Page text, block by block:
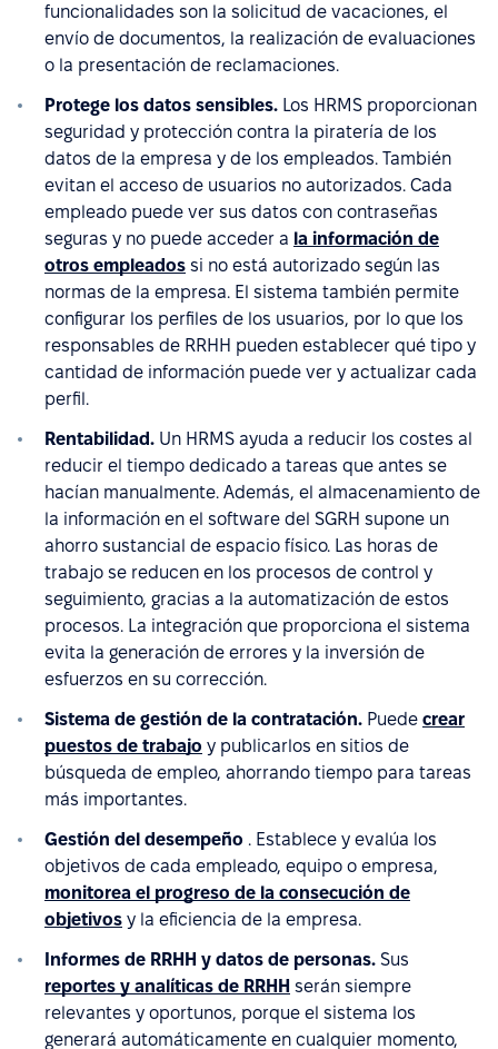
funcionalidades son la solicitud de vacaciones, el
envío de documentos, la realización de evaluaciones
o la presentación de reclamaciones.
Protege los datos sensibles. Los HRMS proporcionan
seguridad y protección contra la piratería de los
datos de la empresa y de los empleados. También
evitan el acceso de usuarios no autorizados. Cada
empleado puede ver sus datos con contraseñas
seguras y no puede acceder a la información de
otros empleados si no está autorizado según las
normas de la empresa. El sistema también permite
configurar los perfiles de los usuarios, por lo que los
responsables de RRHH pueden establecer qué tipo y
cantidad de información puede ver y actualizar cada
perfil.
Rentabilidad. Un HRMS ayuda a reducir los costes al
reducir el tiempo dedicado a tareas que antes se
hacían manualmente. Además, el almacenamiento de
la información en el software del SGRH supone un
ahorro sustancial de espacio físico. Las horas de
trabajo se reducen en los procesos de control y
seguimiento, gracias a la automatización de estos
procesos. La integración que proporciona el sistema
evita la generación de errores y la inversión de
esfuerzos en su corrección.
Sistema de gestión de la contratación. Puede crear
puestos de trabajo y publicarlos en sitios de
búsqueda de empleo, ahorrando tiempo para tareas
más importantes.
Gestión del desempeño . Establece y evalúa los
objetivos de cada empleado, equipo o empresa,
monitorea el progreso de la consecución de
objetivos y la eficiencia de la empresa.
Informes de RRHH y datos de personas. Sus
reportes y analíticas de RRHH serán siempre
relevantes y oportunos, porque el sistema los
generará automáticamente en cualquier momento,